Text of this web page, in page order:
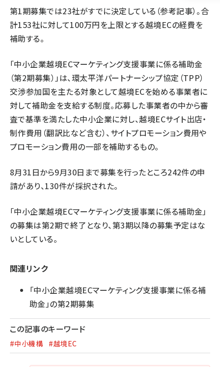
第1期募集では23社がすでに決定している（参考記事）。合
計153社に対して100万円を上限とする越境ECの経費を
補助する。
「中小企業越境ECマーケティング支援事業に係る補助金
（第2期募集）」は、環太平洋パートナーシップ協定（TPP）
交渉参加国を主たる対象として越境ECを始める事業者に
対して補助金を支給する制度。応募した事業者の中から審
査で基準を満たした中小企業に対し、越境ECサイト出店・
制作費用（翻訳比など含む）、サイトプロモーション費用や
プロモーション費用の一部を補助するもの。
8月31日から9月30日まで募集を行ったところ242件の申
請があり、130件が採択された。
「中小企業越境ECマーケティング支援事業に係る補助金」
の募集は第2期で終了となり、第3期以降の募集予定はな
いとしている。
関連リンク
「中小企業越境ECマーケティング支援事業に係る補
助金」の第2期募集
この記事のキーワード
#中小機構 #越境EC